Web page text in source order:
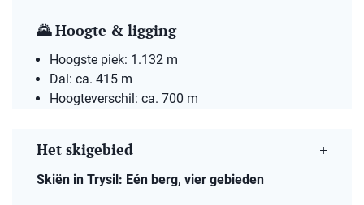
🌄 Hoogte & ligging
Hoogste piek: 1.132 m
Dal: ca. 415 m
Hoogteverschil: ca. 700 m
Het skigebied
Skiën in Trysil: Eén berg, vier gebieden